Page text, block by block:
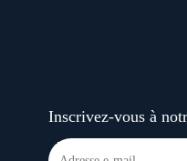
Inscrivez-vous à